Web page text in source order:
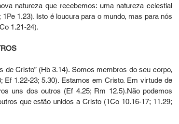
natureza que recebemos: uma natureza celestial
1.23). Isto é loucura para o mundo, mas para nós
1.21-24).
de Cristo” (Hb 3.14). Somos membros do seu corpo,
Ef 1.22-23; 5.30). Estamos em Cristo. Em virtude de
uns dos outros (Ef 4.25; Rm 12.5).Não podemos
que estão unidos a Cristo (1Co 10.16-17; 11.29;